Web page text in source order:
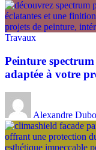
Travaux
Peinture
adaptée à votre
Alexandre